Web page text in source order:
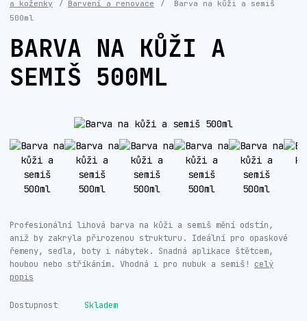
a koženky
Barvení a renovace
Barva na kůži a semiš
500ml
BARVA NA KŮŽI A
SEMIŠ 500ML
Profesionální lihová barva na kůži a semiš mění odstín,
aniž by zakryla přirozenou strukturu. Ideální pro opaskové
řemeny, sedla, boty i nábytek. Snadná aplikace štětcem,
houbou nebo stříkáním. Vhodná i pro nubuk a semiš! celý
popis
Dostupnost Skladem